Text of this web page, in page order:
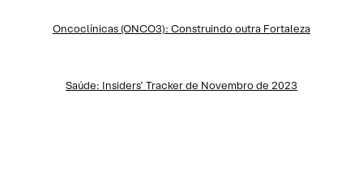
Oncoclínicas (ONCO3): Construindo outra Fortaleza
Saúde: Insiders’ Tracker de Novembro de 2023